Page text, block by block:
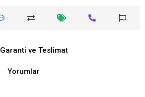
Garanti ve Teslimat
Yorumlar